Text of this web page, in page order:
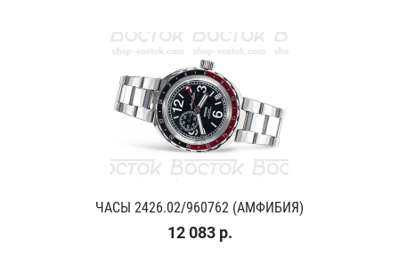
ЧАСЫ 2426.02/960762 (АМФИБИЯ)
12 083 р.